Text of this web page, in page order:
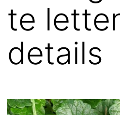
te
details